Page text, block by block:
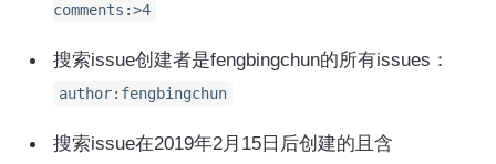
comments:>4
搜索issue创建者是fengbingchun的所有issues：
author:fengbingchun
搜索issue在2019年2月15日后创建的且含